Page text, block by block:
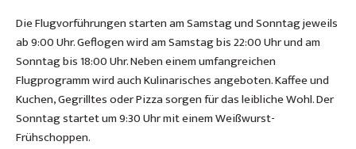
Die Flugvorführungen starten am Samstag und Sonntag jeweils
ab 9:00 Uhr. Geflogen wird am Samstag bis 22:00 Uhr und am
Sonntag bis 18:00 Uhr. Neben einem umfangreichen
Flugprogramm wird auch Kulinarisches angeboten. Kaffee und
Kuchen, Gegrilltes oder Pizza sorgen für das leibliche Wohl. Der
Sonntag startet um 9:30 Uhr mit einem Weißwurst-
Frühschoppen.